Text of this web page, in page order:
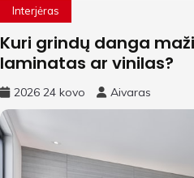
Interjėras
Kuri grindų danga
laminatas ar vinilas?
2026 24 kovo Aivaras